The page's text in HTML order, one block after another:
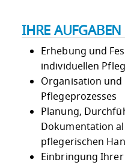
IHRE AUFGABEN
Erhebung und
individuellen
Organisation
Pflegeprozesses
Planung,
Dokumentation
pflegerischen
Einbringung